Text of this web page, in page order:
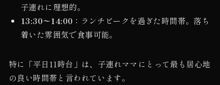
子連れに理想的。
13:30〜14:00 ：ランチピークを過ぎた時間帯。落ち
着いた雰囲気で食事可能。
特に「平日11時台」は、子連れママにとって最も居心地
の良い時間帯と言われています。